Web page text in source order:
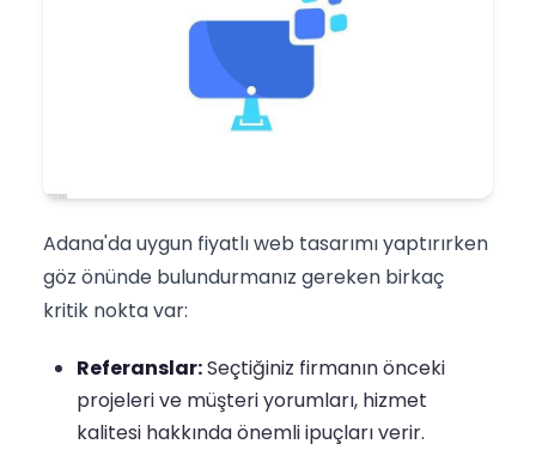
Adana'da uygun fiyatlı web tasarımı yaptırırken
göz önünde bulundurmanız gereken birkaç
kritik nokta var:
Referanslar:Seçtiğiniz firmanın önceki
projeleri ve müşteri yorumları, hizmet
kalitesi hakkında önemli ipuçları verir.